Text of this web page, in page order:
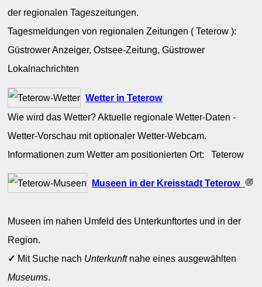
der regionalen Tageszeitungen.
Tagesmeldungen von regionalen Zeitungen ( Teterow ):
Güstrower Anzeiger, Ostsee-Zeitung, Güstrower
Lokalnachrichten
Wetter in Teterow
Wie wird das Wetter? Aktuelle regionale Wetter-Daten -
Wetter-Vorschau mit optionaler Wetter-Webcam.
Informationen zum Wetter am positionierten Ort: Teterow
Museen in der Kreisstadt Teterow
Museen im nahen Umfeld des Unterkunftortes und in der
Region.
✓ Mit Suche nach Unterkunftnahe eines ausgewählten
Museums.